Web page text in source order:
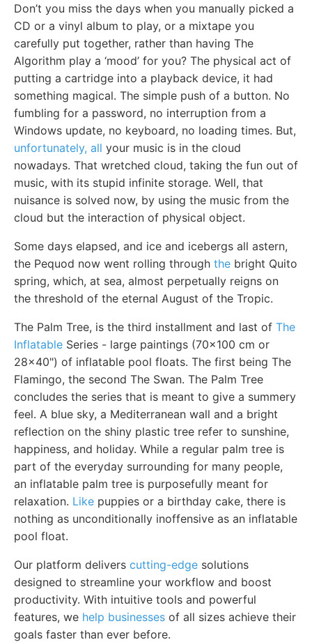
Don’t you miss the days when you manually picked a
CD or a vinyl album to play, or a mixtape you
carefully put together, rather than having The
Algorithm play a ‘mood’ for you? The physical act of
putting a cartridge into a playback device, it had
something magical. The simple push of a button. No
fumbling for a password, no interruption from a
Windows update, no keyboard, no loading times. But,
unfortunately, all your music is in the cloud
nowadays. That wretched cloud, taking the fun out of
music, with its stupid infinite storage. Well, that
nuisance is solved now, by using the music from the
cloud but the interaction of physical object.
Some days elapsed, and ice and icebergs all astern,
the Pequod now went rolling through the bright Quito
spring, which, at sea, almost perpetually reigns on
the threshold of the eternal August of the Tropic.
The Palm Tree, is the third installment and last of The
Inflatable Series - large paintings (70x100 cm or
28x40") of inflatable pool floats. The first being The
Flamingo, the second The Swan. The Palm Tree
concludes the series that is meant to give a summery
feel. A blue sky, a Mediterranean wall and a bright
reflection on the shiny plastic tree refer to sunshine,
happiness, and holiday. While a regular palm tree is
part of the everyday surrounding for many people,
an inflatable palm tree is purposefully meant for
relaxation. Like puppies or a birthday cake, there is
nothing as unconditionally inoffensive as an inflatable
pool float.
Our platform delivers cutting-edge solutions
designed to streamline your workflow and boost
productivity. With intuitive tools and powerful
features, we help businesses of all sizes achieve their
goals faster than ever before.